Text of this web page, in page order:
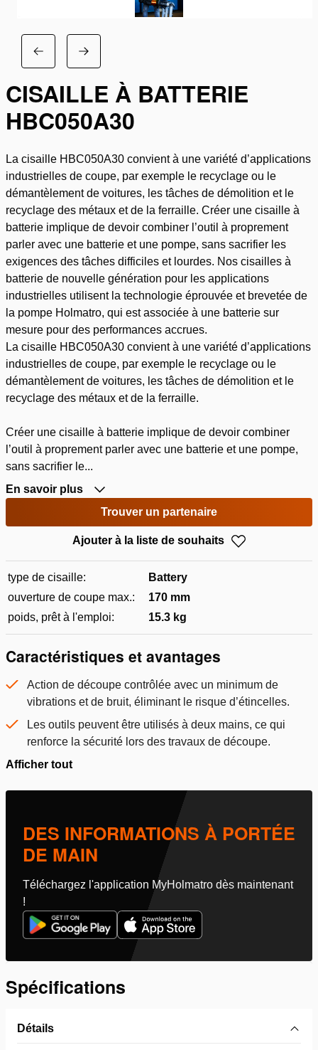
CISAILLE À BATTERIE
HBC050A30
La cisaille HBC050A30 convient à une variété d’applications
industrielles de coupe, par exemple le recyclage ou le
démantèlement de voitures, les tâches de démolition et le
recyclage des métaux et de la ferraille. Créer une cisaille à
batterie implique de devoir combiner l’outil à proprement
parler avec une batterie et une pompe, sans sacrifier les
exigences des tâches difficiles et lourdes. Nos cisailles à
batterie de nouvelle génération pour les applications
industrielles utilisent la technologie éprouvée et brevetée de
la pompe Holmatro, qui est associée à une batterie sur
mesure pour des performances accrues.
La cisaille HBC050A30 convient à une variété d’applications
industrielles de coupe, par exemple le recyclage ou le
démantèlement de voitures, les tâches de démolition et le
recyclage des métaux et de la ferraille.
Créer une cisaille à batterie implique de devoir combiner
l’outil à proprement parler avec une batterie et une pompe,
sans sacrifier le...
En savoir plus
Trouver un partenaire
Ajouter à la liste de souhaits
type de cisaille:
Battery
ouverture de coupe max.:
170 mm
poids, prêt à l'emploi:
15.3 kg
Caractéristiques et avantages
Action de découpe contrôlée avec un minimum de
vibrations et de bruit, éliminant le risque d’étincelles.
Les outils peuvent être utilisés à deux mains, ce qui
renforce la sécurité lors des travaux de découpe.
Afficher tout
DES INFORMATIONS À PORTÉE
DE MAIN
Téléchargez l'application MyHolmatro dès maintenant
!
Spécifications
Détails